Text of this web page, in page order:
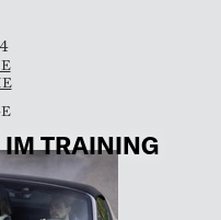
IM TRAINING